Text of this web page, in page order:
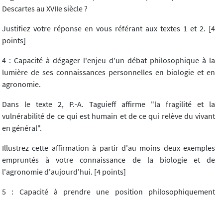
Descartes au XVIIe siècle ?
Justifiez votre réponse en vous référant aux textes 1 et 2. [4
points]
4 : Capacité à dégager l'enjeu d'un débat philosophique à la
lumière de ses connaissances personnelles en biologie et en
agronomie.
Dans le texte 2, P.-A. Taguieff affirme "la fragilité et la
vulnérabilité de ce qui est humain et de ce qui relève du vivant
en général".
Illustrez cette affirmation à partir d'au moins deux exemples
empruntés à votre connaissance de la biologie et de
l'agronomie d'aujourd'hui. [4 points]
5 : Capacité à prendre une position philosophiquement